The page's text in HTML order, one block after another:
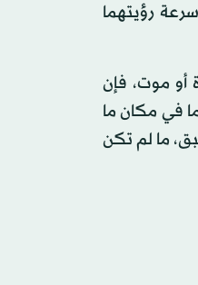
رؤيتهما
أو موت، فإن
في مكان ما
ما لم تكن